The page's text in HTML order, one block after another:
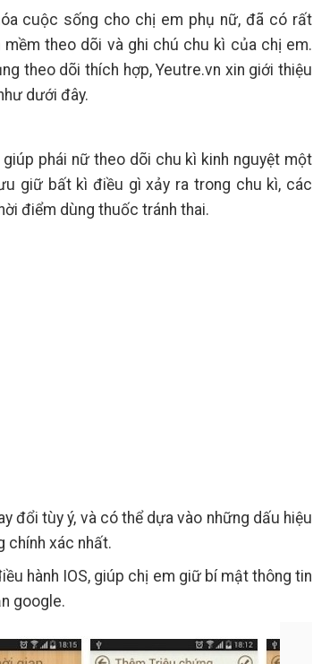
cuộc sống cho chị em phụ nữ, đã có rất
theo dõi và ghi chú chu kì của chị em.
theo dõi thích hợp, Yeutre.vn xin giới thiệu
dưới đây.
phái nữ theo dõi chu kì kinh nguyệt một
giữ bất kì điều gì xảy ra trong chu kì, các
điểm dùng thuốc tránh thai.
đổi tùy ý, và có thể dựa vào những dấu hiệu
chính xác nhất.
hành IOS, giúp chị em giữ bí mật thông tin
google.